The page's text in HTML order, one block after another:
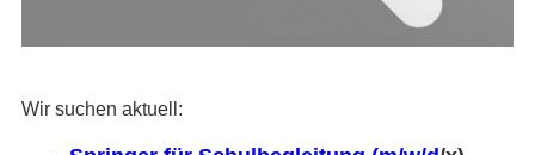
Wir suchen aktuell: